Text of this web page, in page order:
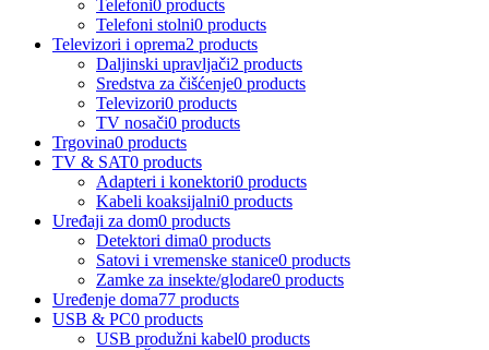
Telefoni0 products
Telefoni stolni0 products
Televizori i oprema2 products
Daljinski upravljači2 products
Sredstva za čišćenje0 products
Televizori0 products
TV nosači0 products
Trgovina0 products
TV & SAT0 products
Adapteri i konektori0 products
Kabeli koaksijalni0 products
Uređaji za dom0 products
Detektori dima0 products
Satovi i vremenske stanice0 products
Zamke za insekte/glodare0 products
Uređenje doma77 products
USB & PC0 products
USB produžni kabel0 products